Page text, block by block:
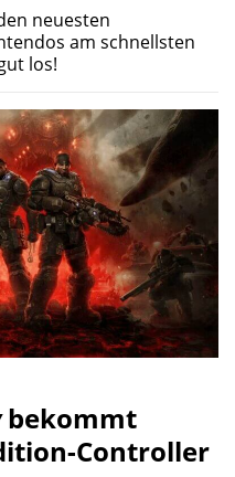
neuesten
am schnellsten
los!
bekommt
Controller